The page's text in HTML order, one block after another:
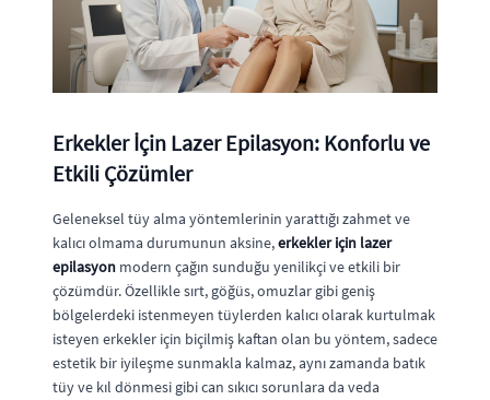
Erkekler İçin Lazer Epilasyon: Konforlu ve
Etkili Çözümler
Geleneksel tüy alma yöntemlerinin yarattığı zahmet ve
kalıcı olmama durumunun aksine,erkekler için lazer
epilasyon modern çağın sunduğu yenilikçi ve etkili bir
çözümdür. Özellikle sırt, göğüs, omuzlar gibi geniş
bölgelerdeki istenmeyen tüylerden kalıcı olarak kurtulmak
isteyen erkekler için biçilmiş kaftan olan bu yöntem, sadece
estetik bir iyileşme sunmakla kalmaz, aynı zamanda batık
tüy ve kıl dönmesi gibi can sıkıcı sorunlara da veda